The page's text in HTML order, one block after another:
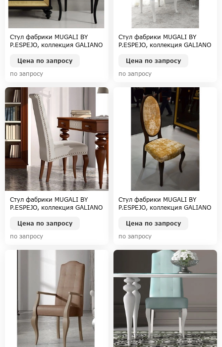
Стул фабрики MUGALI BY
P.ESPEJO, коллекция GALIANO
Цена по запросу
по запросу
Стул фабрики MUGALI BY
P.ESPEJO, коллекция GALIANO
Цена по запросу
по запросу
Стул фабрики MUGALI BY
P.ESPEJO, коллекция GALIANO
Цена по запросу
по запросу
Стул фабрики MUGALI BY
P.ESPEJO, коллекция GALIANO
Цена по запросу
по запросу